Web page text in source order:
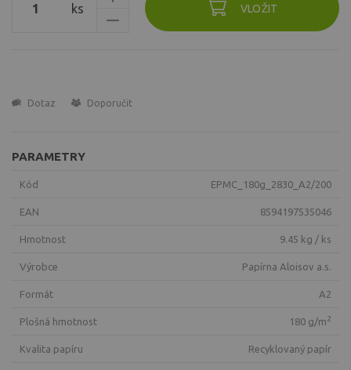
ks VLOŽIT
Dotaz Doporučit
PARAMETRY
Kód EPMC_180g_2830_A2/200
EAN 8594197535046
Hmotnost 9.45 kg / ks
Výrobce Papírna Aloisov a.s.
Formát A2
Plošná hmotnost 180 g/m2
Kvalita papíru recyklovaný papír